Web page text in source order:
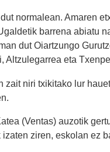
normalean. Amaren
barrena abiatu
dut Oiartzungo
Altzulegarrea eta
zait niri txikitako lur
(Ventas) auzotik
ziren, eskolan ez